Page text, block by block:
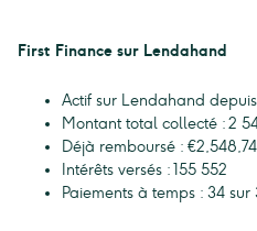
First Finance sur Lendahand
Actif sur Lendahand
Montant total collecté : 2
Déjà remboursé :
Intérêts versés : 155 552
Paiements à temps : 34 sur